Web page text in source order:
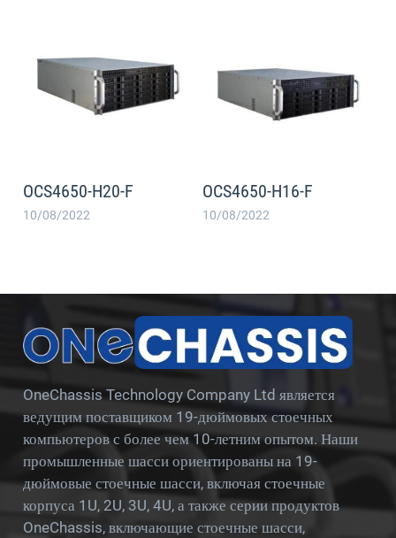
OCS4650-H20-F
10/08/2022
OCS4650-H16-F
10/08/2022
OneChassis Technology Company Ltd является
ведущим поставщиком 19-дюймовых стоечных
компьютеров с более чем 10-летним опытом. Наши
промышленные шасси ориентированы на 19-
дюймовые стоечные шасси, включая стоечные
корпуса 1U, 2U, 3U, 4U, а также серии продуктов
OneChassis, включающие стоечные шасси,